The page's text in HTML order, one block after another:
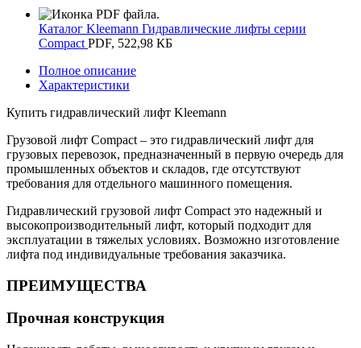
Каталог Kleemann Гидравлические лифты серии
Compact PDF, 522,98 КБ
Полное описание
Характеристики
Купить гидравлический лифт Kleemann
Грузовой лифт Compact – это гидравлический лифт для
грузовых перевозок, предназначенный в первую очередь для
промышленных объектов и складов, где отсутствуют
требования для отдельного машинного помещения.
Гидравлический грузовой лифт Compact это надежный и
высокопроизводительный лифт, который подходит для
эксплуатации в тяжелых условиях. Возможно изготовление
лифта под индивидуальные требования заказчика.
ПРЕИМУЩЕСТВА
Прочная конструкция